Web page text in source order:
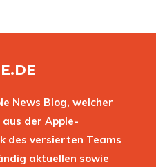
News Blog, welcher
der Apple-
des versierten Teams
aktuellen sowie